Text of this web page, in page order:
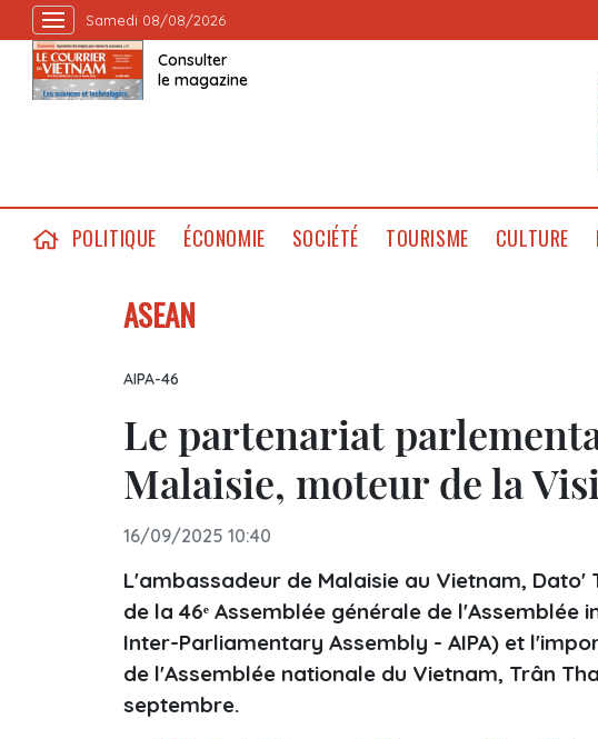
Samedi 08/08/2026
Consulter
le magazine
POLITIQUE ÉCONOMIE SOCIÉTÉ TOURISME CULTURE
ASEAN
AIPA-46
Le partenariat
Malaisie, moteur de la
16/09/2025 10:40
L'ambassadeur de Malaisie au Vietnam, Dato'
de la 46ᵉ Assemblée générale de l'Assemblée
Inter-Parliamentary Assembly - AIPA) et
de l'Assemblée nationale du Vietnam, Trân
septembre.